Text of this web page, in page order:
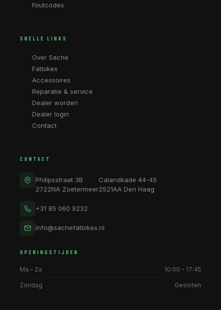
Foutcodes
SNELLE LINKS
Over Sache
Fatbikes
Accessoires
Reparatie & service
Dealer worden
Dealer login
Contact
CONTACT
Philipsstraat 3B
2722NA Zoetermeer
Calandkade 44-45
2521AA Den Haag
+31 85 060 9232
info@sachefatbikes.nl
OPENINGSTIJDEN
Ma – Za 10:00 – 17:45
Zondag Gesloten